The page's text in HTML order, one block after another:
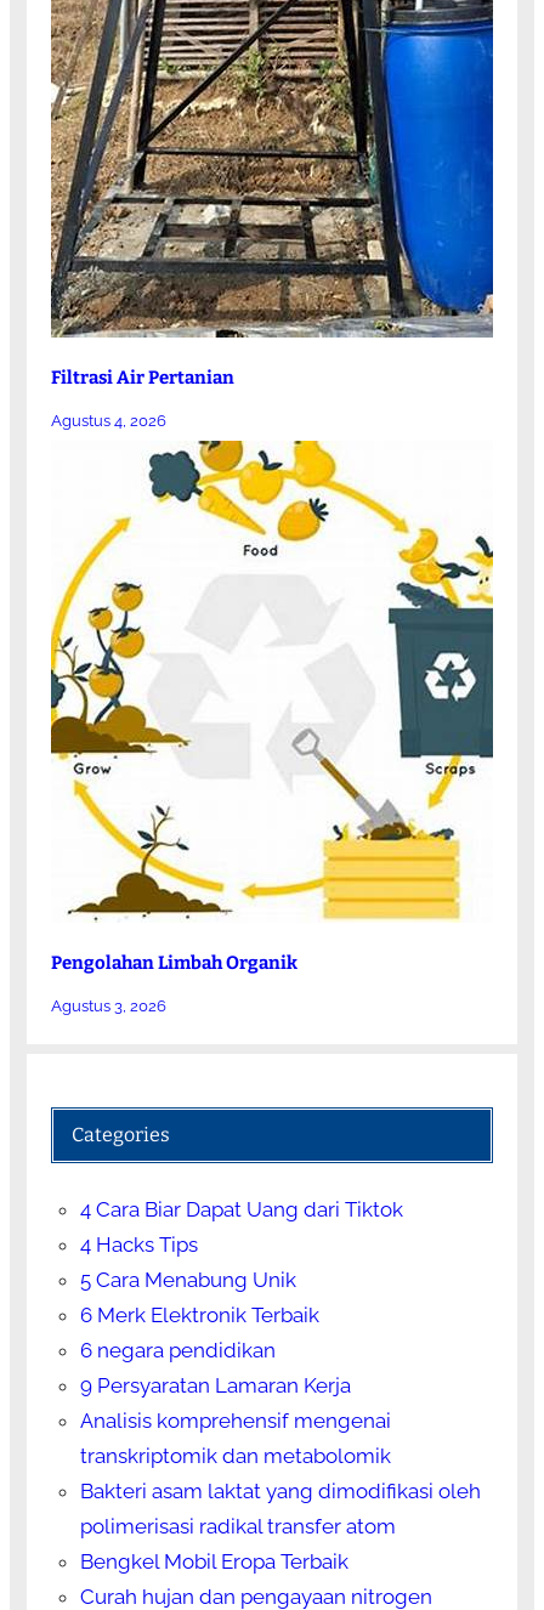
Filtrasi Air Pertanian
Agustus 4, 2026
Pengolahan Limbah Organik
Agustus 3, 2026
Categories
4 Cara Biar Dapat Uang dari Tiktok
4 Hacks Tips
5 Cara Menabung Unik
6 Merk Elektronik Terbaik
6 negara pendidikan
9 Persyaratan Lamaran Kerja
Analisis komprehensif mengenai
transkriptomik dan metabolomik
Bakteri asam laktat yang dimodifikasi oleh
polimerisasi radikal transfer atom
Bengkel Mobil Eropa Terbaik
Curah hujan dan pengayaan nitrogen